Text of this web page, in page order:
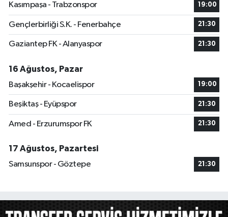
Kasımpaşa - Trabzonspor 19:00
Gençlerbirliği S.K. - Fenerbahçe 21:30
Gaziantep FK - Alanyaspor 21:30
16 Ağustos, Pazar
Başakşehir - Kocaelispor
19:00
Beşiktaş - Eyüpspor 21:30
Amed - Erzurumspor FK 21:30
17 Ağustos, Pazartesi
Samsunspor - Göztepe
21:30